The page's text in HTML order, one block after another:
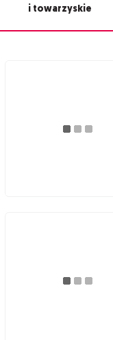
i towarzyskie